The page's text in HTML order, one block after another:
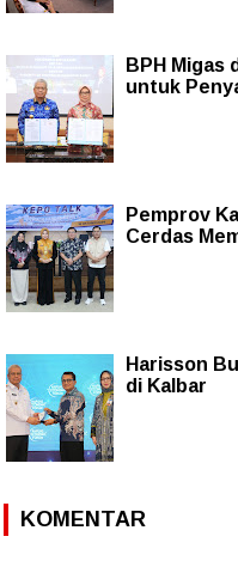
BPH Migas
untuk
Pemprov
Cerdas
Harisson
di Kalbar
KOMENTAR